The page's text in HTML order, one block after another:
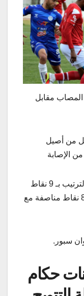
المصاب مقابل
من أصيل
الإصابة
يذكر أن النجم الساحلي يحتل صدارة الترتيب بـ 9 نقاط
في حين يحتل الإتحاد المركز الثاني بـ 8 نقاط مناصفة مع
سبور.
حكام